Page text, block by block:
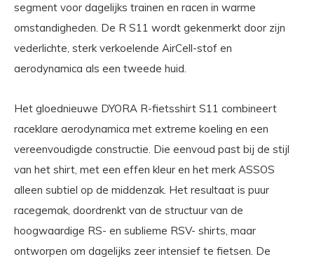
segment voor dagelijks trainen en racen in warme
omstandigheden. De R S11 wordt gekenmerkt door zijn
vederlichte, sterk verkoelende AirCell-stof en
aerodynamica als een tweede huid.
Het gloednieuwe DYORA R-fietsshirt S11 combineert
raceklare aerodynamica met extreme koeling en een
vereenvoudigde constructie. Die eenvoud past bij de stijl
van het shirt, met een effen kleur en het merk ASSOS
alleen subtiel op de middenzak. Het resultaat is puur
racegemak, doordrenkt van de structuur van de
hoogwaardige RS- en sublieme RSV- shirts, maar
ontworpen om dagelijks zeer intensief te fietsen. De